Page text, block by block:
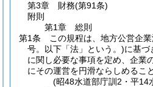
第3章
財務(第91条)
附則
第1章
総則
第1条
この規程は、地方公営企
号。以下「法」という。)に基づ
に関し必要な事項を定め、企業
にその運営を円滑ならしめるこ
(昭48水道部庁訓2・平14